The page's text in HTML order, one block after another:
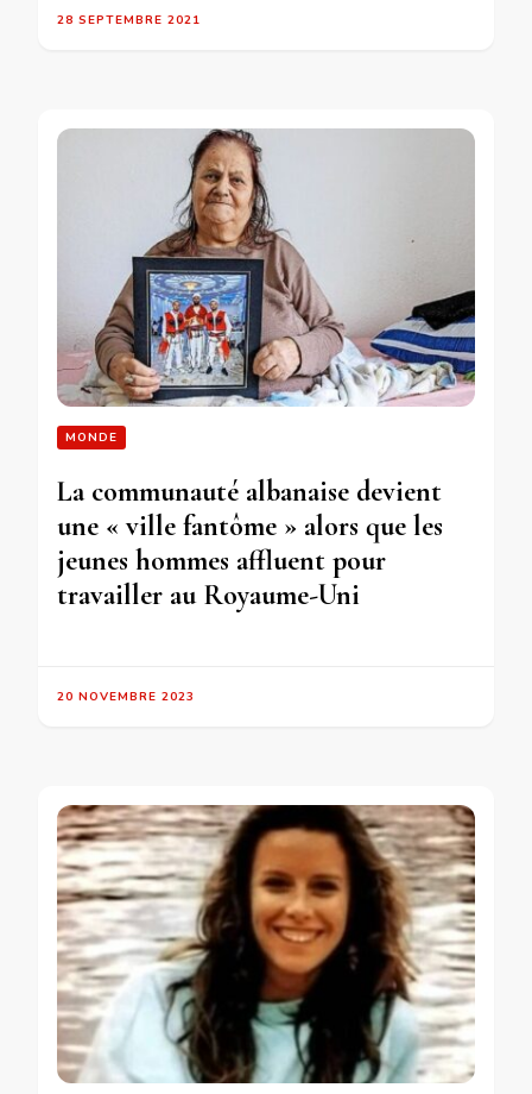
28 SEPTEMBRE 2021
MONDE
La communauté albanaise devient
une « ville fantôme » alors que les
jeunes hommes affluent pour
travailler au Royaume-Uni
20 NOVEMBRE 2023